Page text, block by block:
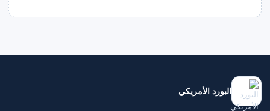
البورد الأمريكي